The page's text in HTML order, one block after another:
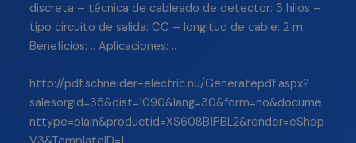
discreta – técnica de cableado de detector: 3 hilos –
tipo circuito de salida: CC – longitud de cable: 2 m.
Beneficios: .. Aplicaciones: ..
http://pdf.schneider-electric.nu/Generatepdf.aspx?
salesorgid=35&dist=1090&lang=30&form=no&docume
nttype=plain&productid=XS608B1PBL2&render=eShop